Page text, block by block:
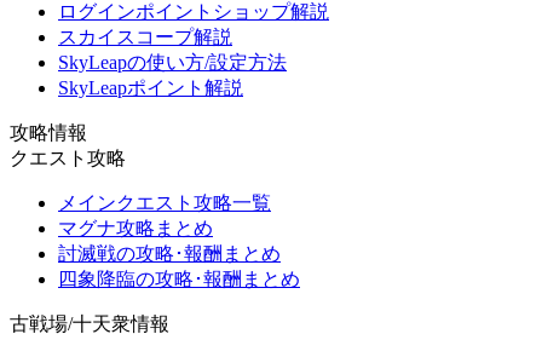
ログインポイントショップ解説
スカイスコープ解説
SkyLeapの使い方/設定方法
SkyLeapポイント解説
攻略情報
クエスト攻略
メインクエスト攻略一覧
マグナ攻略まとめ
討滅戦の攻略･報酬まとめ
四象降臨の攻略･報酬まとめ
古戦場/十天衆情報